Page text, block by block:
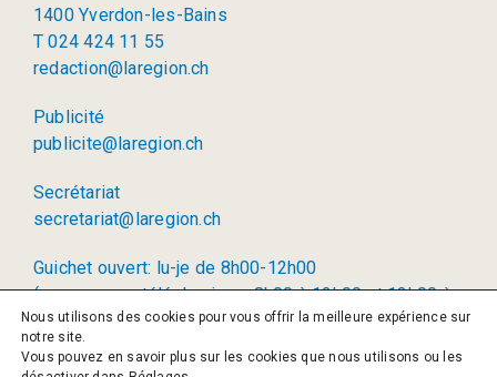
1400 Yverdon-les-Bains
T 024 424 11 55
redaction@laregion.ch
Publicité
publicite@laregion.ch
Secrétariat
secretariat@laregion.ch
Guichet ouvert: lu-je de 8h00-12h00
(permanence téléphonique: 8h00 à 12h00 et 13h00 à
17h00)
© 2026 La Région SA
Nous utilisons des cookies pour vous offrir la meilleure expérience sur
notre site.
Vous pouvez en savoir plus sur les cookies que nous utilisons ou les